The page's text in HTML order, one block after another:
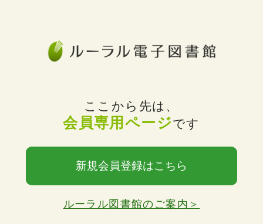
ここから先は、
会員専用ページです
新規会員登録はこちら
ルーラル図書館のご案内＞